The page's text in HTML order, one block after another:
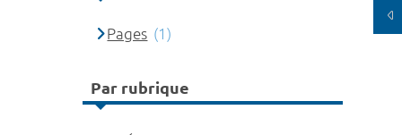
Pages (1)
Par rubrique